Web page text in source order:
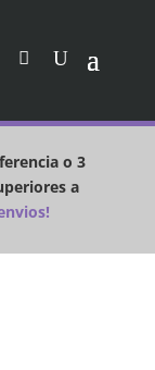
o 3
a